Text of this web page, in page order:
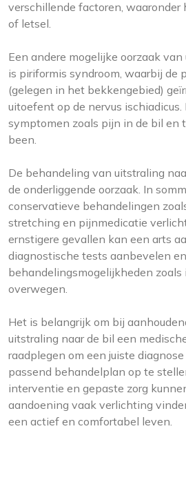
verschillende factoren, waaronder
of letsel.
Een andere mogelijke oorzaak
is piriformis syndroom, waarbij de
(gelegen in het bekkengebied)
uitoefent op de nervus
symptomen zoals pijn in de bil en
been.
De behandeling van uitstraling
de onderliggende oorzaak. In
conservatieve behandelingen
stretching en pijnmedicatie
ernstigere gevallen kan een arts
diagnostische tests aanbevelen en
behandelingsmogelijkheden zoals
overwegen.
Het is belangrijk om bij
uitstraling naar de bil een
raadplegen om een juiste
passend behandelplan op te
interventie en gepaste zorg
aandoening vaak verlichting
een actief en comfortabel leven.